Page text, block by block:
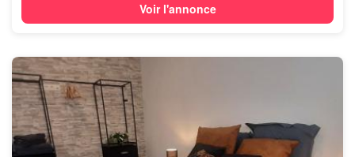
Voir l'annonce